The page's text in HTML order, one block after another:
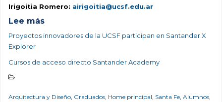
Irigoitia Romero: airigoitia@ucsf.edu.ar
Lee más
Proyectos innovadores de la UCSF participan en Santander X
Explorer
Cursos de acceso directo Santander Academy
Arquitectura y Diseño Graduados Home principal Santa Fe Alumnos